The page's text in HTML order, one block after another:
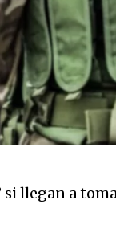
si llegan a